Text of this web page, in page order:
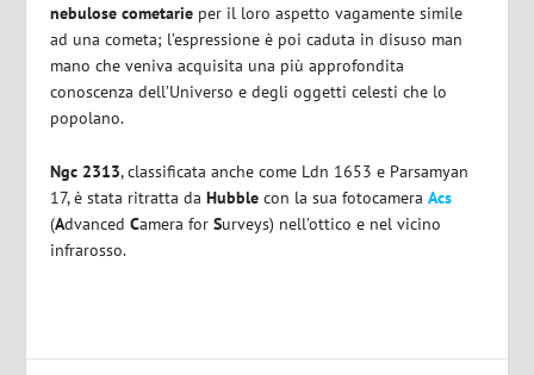
nebulose cometarie per il loro aspetto vagamente simile
ad una cometa; l’espressione è poi caduta in disuso man
mano che veniva acquisita una più approfondita
conoscenza dell’Universo e degli oggetti celesti che lo
popolano.
Ngc 2313, classificata anche come Ldn 1653 e Parsamyan
17, è stata ritratta daHubble con la sua fotocameraAcs
(AdvancedCamera forSurveys) nell’ottico e nel vicino
infrarosso.